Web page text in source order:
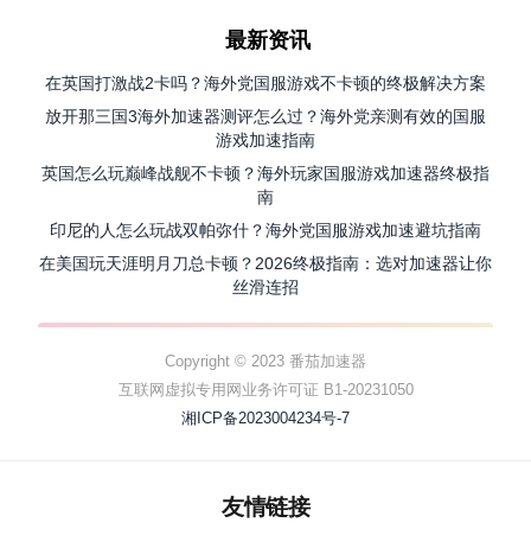
最新资讯
在英国打激战2卡吗？海外党国服游戏不卡顿的终极解决方案
放开那三国3海外加速器测评怎么过？海外党亲测有效的国服
游戏加速指南
英国怎么玩巅峰战舰不卡顿？海外玩家国服游戏加速器终极指
南
印尼的人怎么玩战双帕弥什？海外党国服游戏加速避坑指南
在美国玩天涯明月刀总卡顿？2026终极指南：选对加速器让你
丝滑连招
Copyright © 2023 番茄加速器
互联网虚拟专用网业务许可证 B1-20231050
湘ICP备2023004234号-7
友情链接